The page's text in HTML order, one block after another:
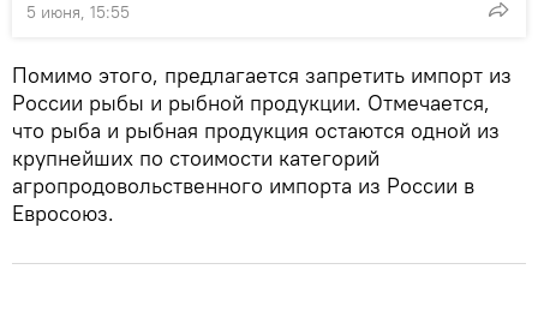
5 июня, 15:55
Помимо этого, предлагается запретить импорт из
России рыбы и рыбной продукции. Отмечается,
что рыба и рыбная продукция остаются одной из
крупнейших по стоимости категорий
агропродовольственного импорта из России в
Евросоюз.